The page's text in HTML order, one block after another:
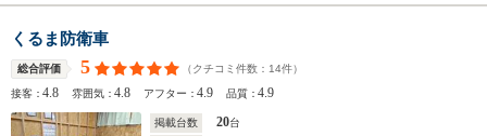
くるま防衛車
総合評価 5 （クチコミ件数： 14件）
接客：4.8 雰囲気：4.8 アフター：4.9 品質：4.9
掲載台数 20台